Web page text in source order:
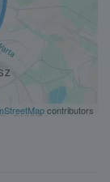
contributors